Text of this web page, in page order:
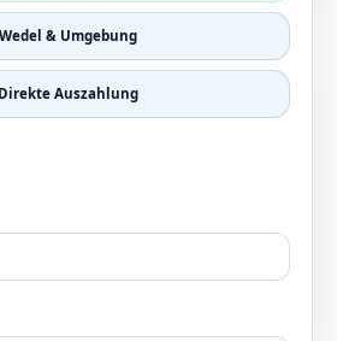
Wedel & Umgebung
Direkte Auszahlung